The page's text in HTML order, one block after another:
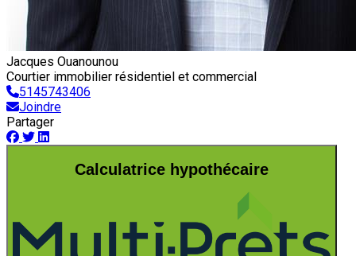
Jacques Ouanounou
Courtier immobilier résidentiel et commercial
5145743406
Joindre
Partager
Calculatrice hypothécaire